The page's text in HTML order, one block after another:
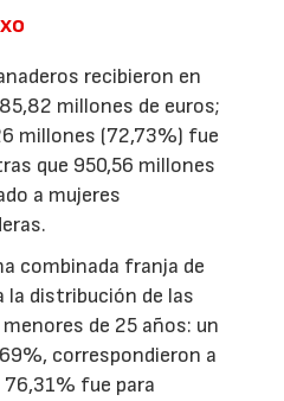
recibieron en
millones de euros;
millones (72,73%) fue
que 950,56 millones
a mujeres
combinada franja de
la distribución de las
de 25 años: un
correspondieron a
fue para